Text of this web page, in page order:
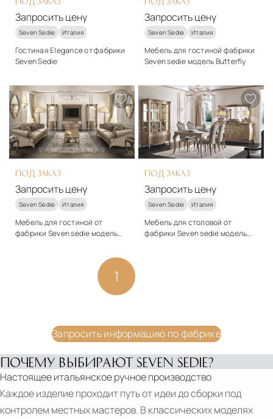
Запросить цену
Seven Sedie Италия
Гостиная Elegance от фабрики
Seven Sedie
классический
Подробнее
Запросить цену
Запросить цену
Seven Sedie Италия
Мебель для гостиной фабрики
Seven sedie модель Butterfly
классический
Подробнее
Запросить цену
ПОД ЗАКАЗ
Запросить цену
Seven Sedie Италия
Мебель для гостиной от
фабрики Seven sedie модель
ПОД ЗАКАЗ
Запросить цену
Seven Sedie Италия
Мебель для столовой от
фабрики Seven sedie модель
1
REASONS
TO
Запросить информацию по фабрике
ПОЧЕМУ ВЫБИРАЮТ SEVEN SEDIE?
Настоящее итальянское ручное производство
Каждое изделие проходит путь от идеи до сборки под
контролем местных мастеров. В классических моделях